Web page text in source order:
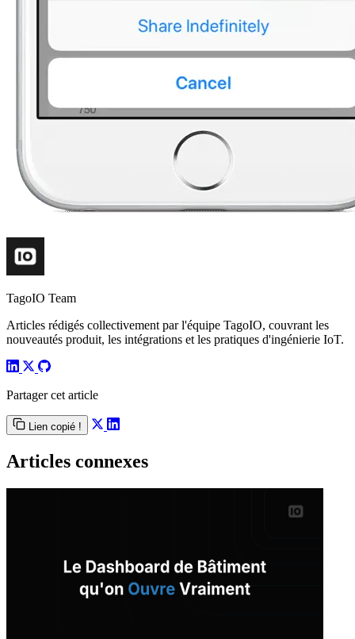
TagoIO Team
Articles rédigés collectivement par l'équipe TagoIO, couvrant les
nouveautés produit, les intégrations et les pratiques d'ingénierie IoT.
Partager cet article
Lien copié !
Articles connexes